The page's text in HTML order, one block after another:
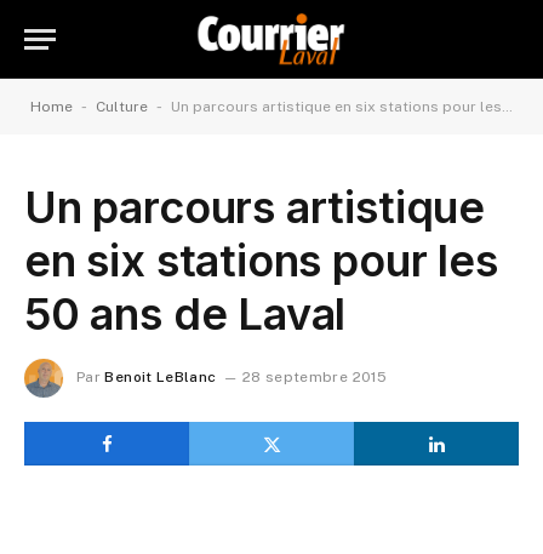
Home - Culture - Un parcours artistique en six stations pour les 50 ans de Laval
Un parcours artistique
en six stations pour les
50 ans de Laval
Par Benoit LeBlanc 28 septembre 2015